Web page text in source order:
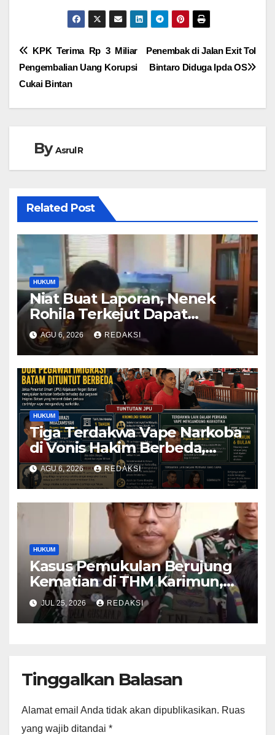
Navigasi
pos
Penembak di Jalan Exit Tol
Bintaro Diduga Ipda OS
KPK Terima Rp 3 Miliar
Pengembalian Uang Korupsi
Cukai Bintan
ByAsrul R
Related Post
HUKUM
Niat Buat Laporan, Nenek
Rohila Terkejut Dapat
Bantuan dari Kabid Propam
Kombes Pol Eddwi
AGU 6, 2026 REDAKSI
HUKUM
Tiga Terdakwa Vape Narkoba
di Vonis Hakim Berbeda,
Oknum Pegawai Imigrasi
Batam Paling Ringan
AGU 6, 2026 REDAKSI
HUKUM
Kasus Pemukulan Berujung
Kematian di THM Karimun,
Oknum Perwira TNI Resmi
Jadi Tersangka
JUL 25, 2026 REDAKSI
Tinggalkan Balasan
Alamat email Anda tidak akan dipublikasikan. Ruas
yang wajib ditandai *